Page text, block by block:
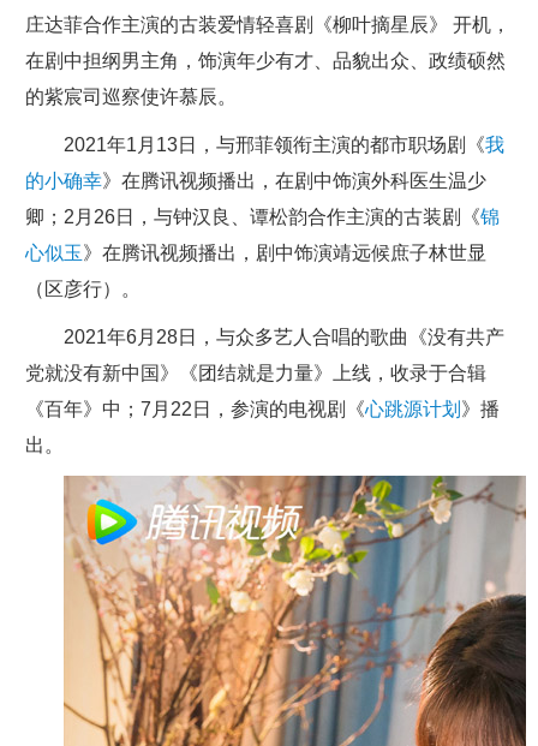
庄达菲合作主演的古装爱情轻喜剧《柳叶摘星辰》 开机，
在剧中担纲男主角，饰演年少有才、品貌出众、政绩硕然
的紫宸司巡察使许慕辰。
2021年1月13日，与邢菲领衔主演的都市职场剧《我
的小确幸》在腾讯视频播出，在剧中饰演外科医生温少
卿；2月26日，与钟汉良、谭松韵合作主演的古装剧《锦
心似玉》在腾讯视频播出，剧中饰演靖远候庶子林世显
（区彦行）。
2021年6月28日，与众多艺人合唱的歌曲《没有共产
党就没有新中国》《团结就是力量》上线，收录于合辑
《百年》中；7月22日，参演的电视剧《心跳源计划 》播
出。